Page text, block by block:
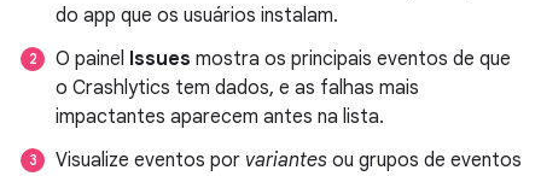
do app que os usuários instalam.
O painel Issues mostra os principais eventos de que
o Crashlytics tem dados, e as falhas mais
impactantes aparecem antes na lista.
Visualize eventos por variantes ou grupos de eventos